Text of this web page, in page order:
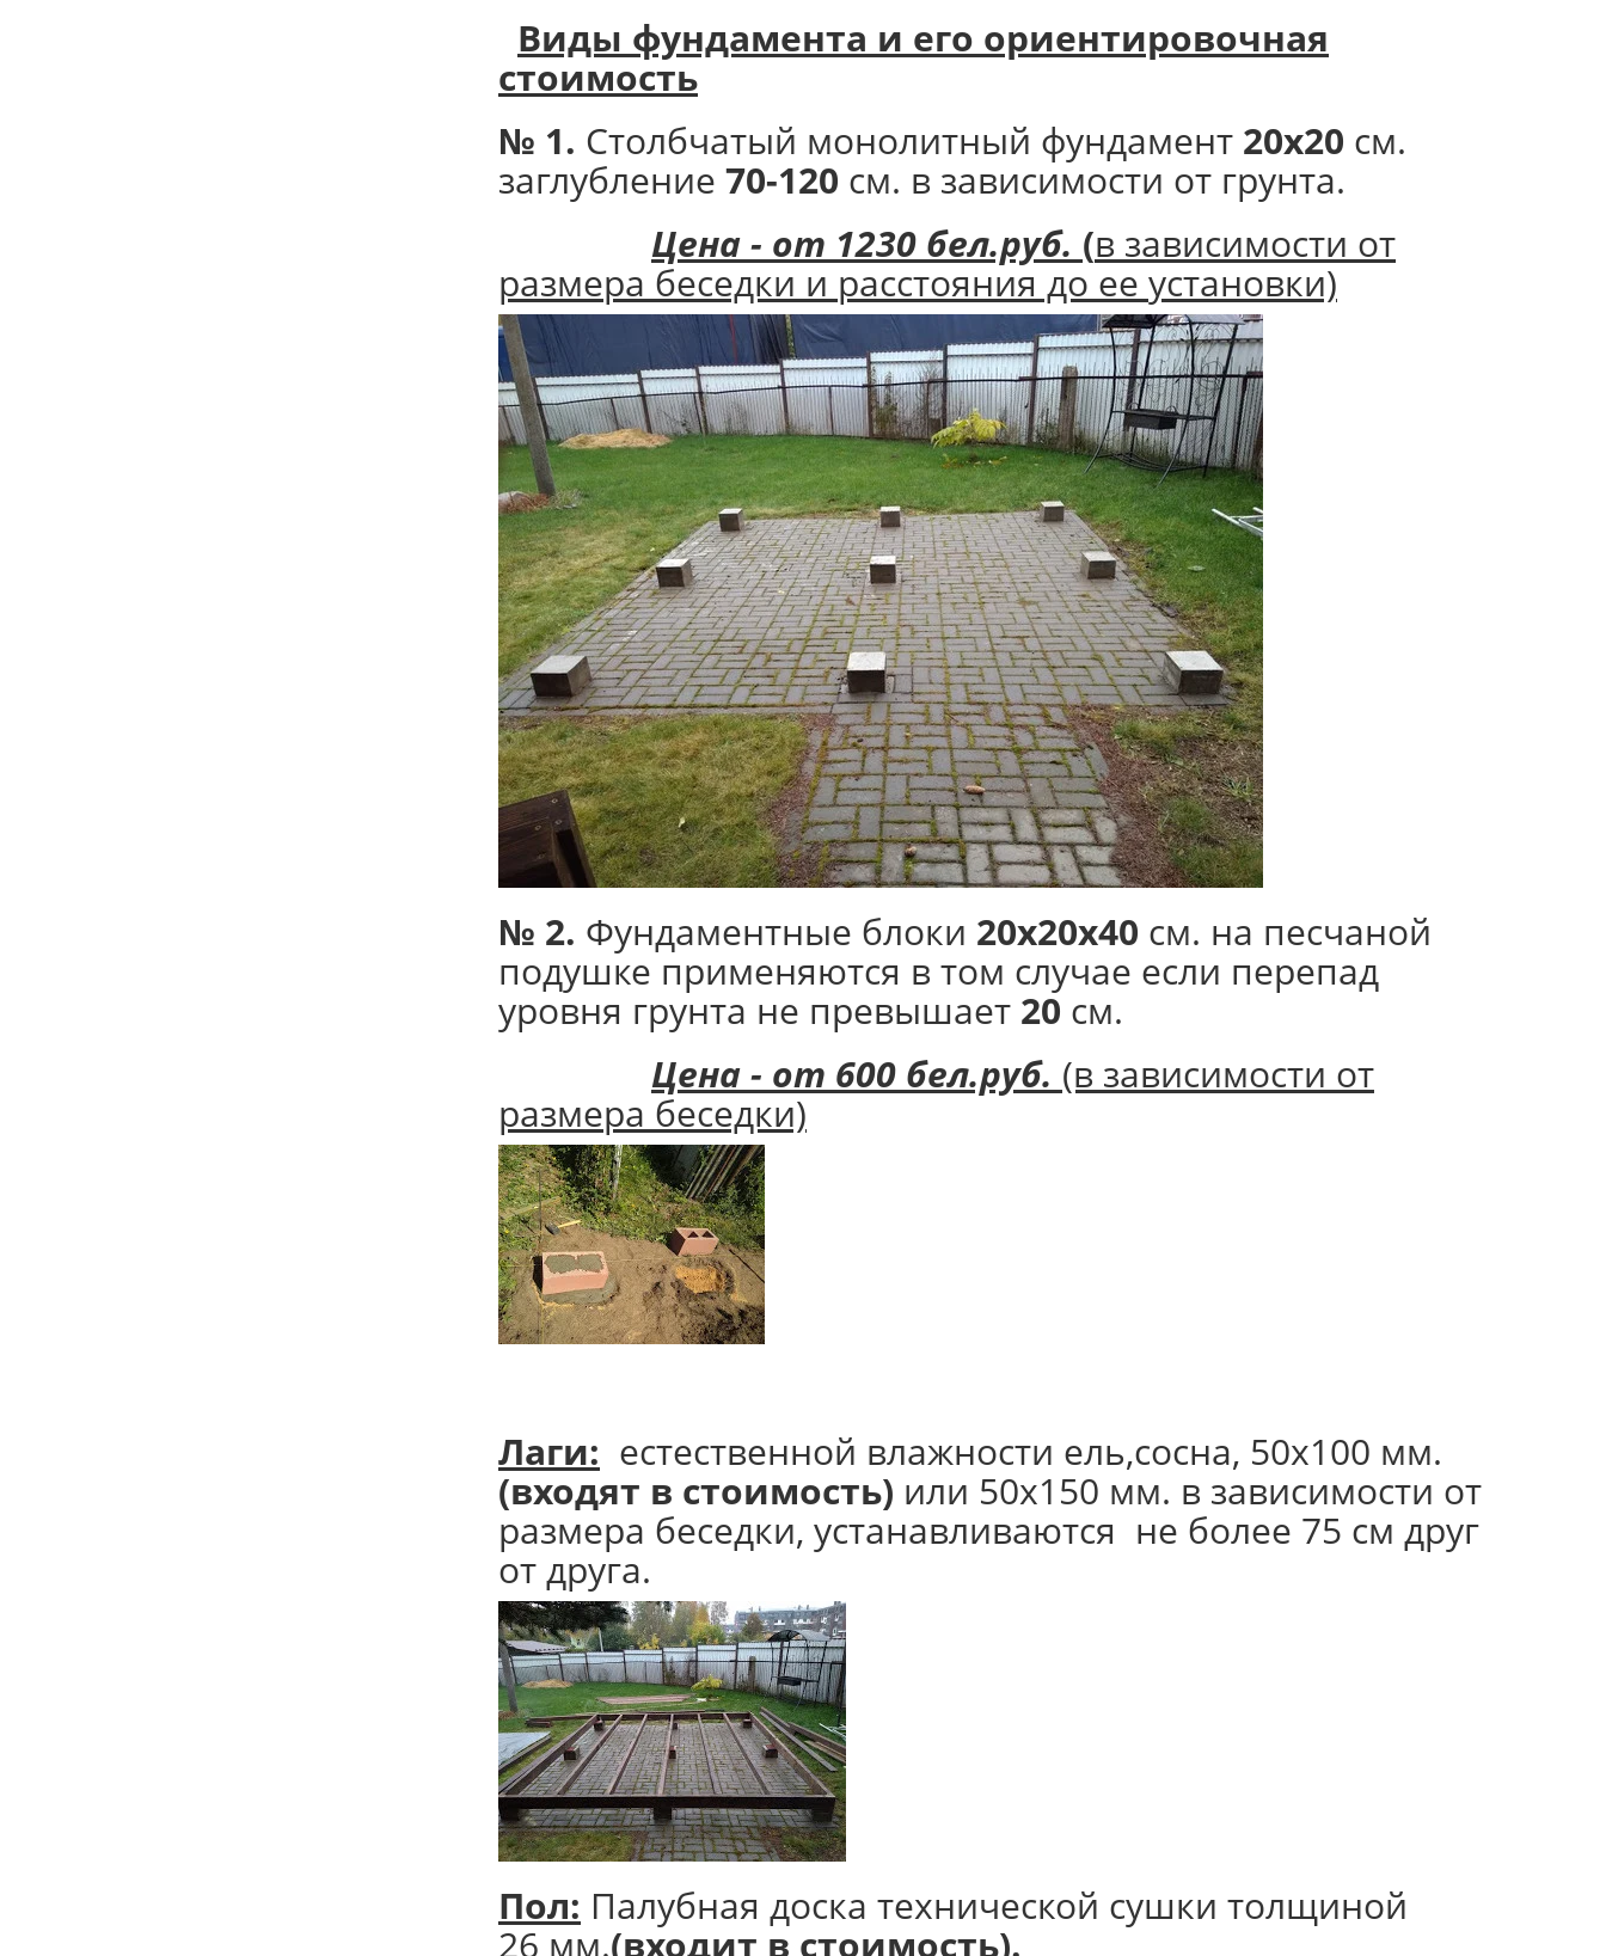
Виды фундамента и его ориентировочная
стоимость
№ 1. Столбчатый монолитный фундамент 20х20 см.
заглубление 70-120 см. в зависимости от грунта.
Цена - от 1230 бел.руб. (в зависимости от
размера беседки и расстояния до ее установки)
№ 2. Фундаментные блоки 20х20х40 см. на песчаной
подушке применяются в том случае если перепад
уровня грунта не превышает 20 см.
Цена - от 600 бел.руб. (в зависимости от
размера беседки)
Лаги: естественной влажности ель,сосна, 50х100 мм.
(входят в стоимость) или 50х150 мм. в зависимости от
размера беседки, устанавливаются не более 75 см друг
от друга.
Пол: Палубная доска технической сушки толщиной
26 мм.(входит в стоимость).